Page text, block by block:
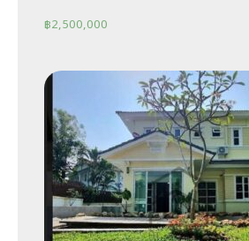
฿2,500,000